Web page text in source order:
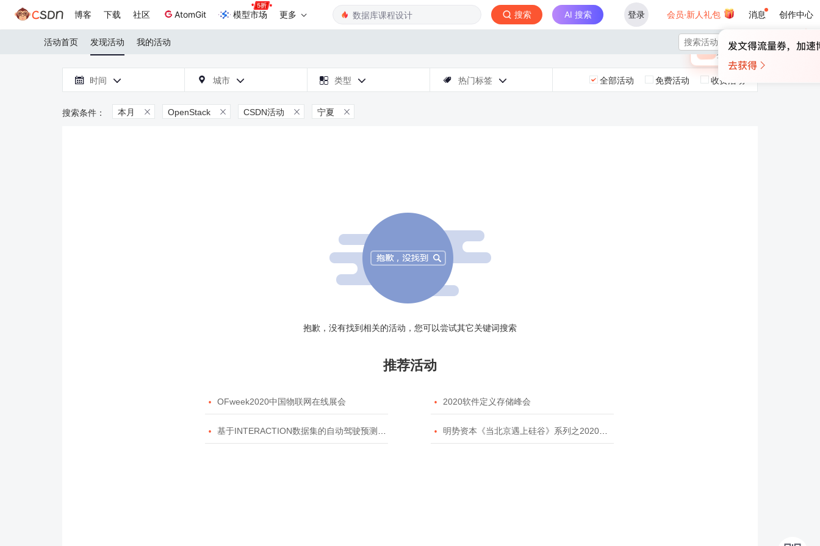
博客 下载 社区 AtomGit 模型市场 更多 搜索 AI 搜索 登录 会员·新人礼包 消息 创作中心
×
🎁 未登录
登录领取最高
活动首页 发现活动 我的活动 
 时间   城市   类型   热门标签  全部活动 免费活动 收费活动
本月  OpenStack  CSDN活动  宁夏 
抱歉，没有找到相关的活动，您可以尝试其它关键词搜索
推荐活动
 OFweek2020中国物联网在线展会  2020软件定义存储峰会
 基于INTERACTION数据集的自动驾驶预测模型挑战赛  明势资本《当北京遇上硅谷》系列之2020年度开源峰会